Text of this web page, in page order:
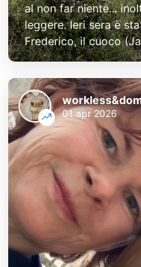
al non far niente...
leggere. Ieri sera è
Frederico, il cuoco
01 apr 2026